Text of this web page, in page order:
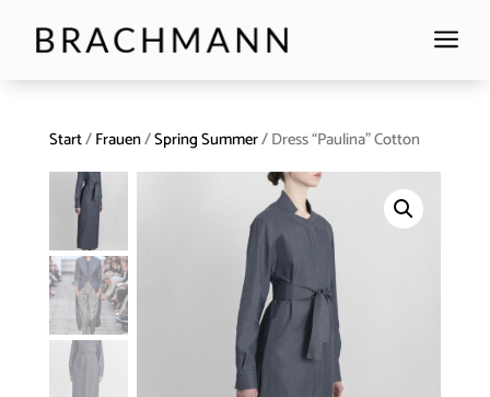
a
Start/Frauen/Spring Summer/ Dress “Paulina” Cotton